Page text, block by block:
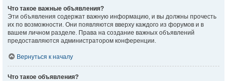
Что такое важные объявления?
Эти объявления содержат важную информацию, и вы должны прочесть
их по возможности. Они появляются вверху каждого из форумов и в
вашем личном разделе. Права на создание важных объявлений
предоставляются администратором конференции.
Вернуться к началу
Что такое объявления?